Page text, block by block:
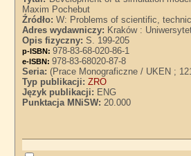
Maxim Pochebut
Źródło:W: Problems of scientific,
Adres wydawniczy: Kraków :
Opis fizyczny:S. 199-205
p-ISBN:978-83-68-020-86-1
e-ISBN:978-83-68020-87-8
Seria:(Prace Monograficzne / UKEN ;
Typ publikacji:ZRO
Język publikacji: ENG
Punktacja MNiSW:20.000